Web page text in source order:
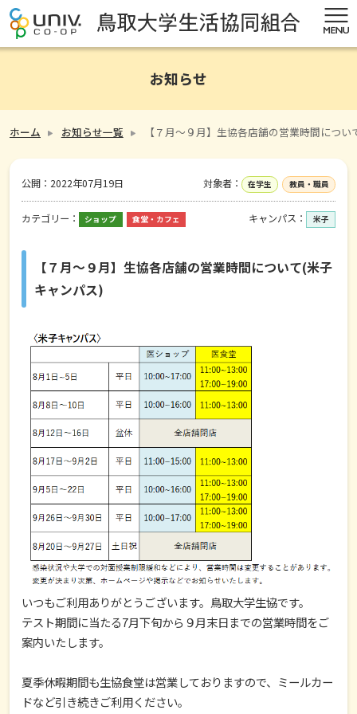
お知らせ
ホーム お知らせ一覧 【７月～９月】生協各店舗の営業時間につ
公開： 2022年07月19日 対象者： 在学生 教員・職員
カテゴリー： ショップ 食堂・カフェ キャンパス： 米子
【７月～９月】生協各店舗の営業時間について(米子
キャンパス)
いつもご利用ありがとうございます。鳥取大学生協です。
テスト期間に当たる7月下旬から９月末日までの営業時間をご
案内いたします。
夏季休暇期間も生協食堂は営業しておりますので、ミールカー
ドなど引き続きご利用ください。